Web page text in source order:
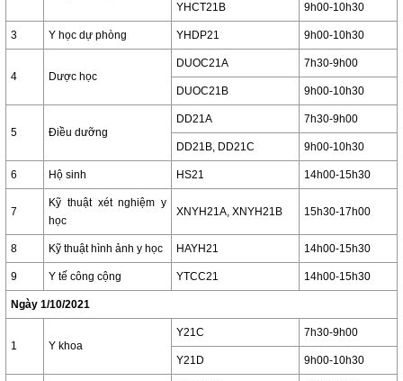
YHCT21B 9h00-10h30
3 Y học dự phòng YHDP21 9h00-10h30
4 Dược học
DUOC21A 7h30-9h00
DUOC21B 9h00-10h30
5 Điều dưỡng
DD21A 7h30-9h00
DD21B, DD21C 9h00-10h30
6 Hộ sinh HS21 14h00-15h30
7
Kỹ thuật xét nghiệm y
học
XNYH21A, XNYH21B 15h30-17h00
8 Kỹ thuật hình ảnh y học HAYH21 14h00-15h30
9 Y tế công cộng YTCC21 14h00-15h30
Ngày 1/10/2021
1 Y khoa
Y21C 7h30-9h00
Y21D 9h00-10h30